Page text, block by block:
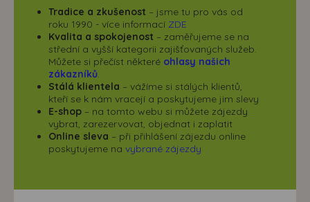
Tradice a zkušenost – jsme tu pro vás od
roku 1990 - více informací ZDE
Kvalita a spokojenost – zaměřujeme se na
střední a vyšší kategorii zajišťovaných služeb.
Můžete si přečíst některé ohlasy našich
zákazníků
Stálá klientela – vážíme si stálých klientů,
kteří se k nám vracejí a poskytujeme jim slevy
E-shop – na tomto webu si můžete zájezdy
vybrat, zarezervovat, objednat i zaplatit
Online sleva – při přihlášení zájezdu online
poskytujeme na vybrané zájezdy